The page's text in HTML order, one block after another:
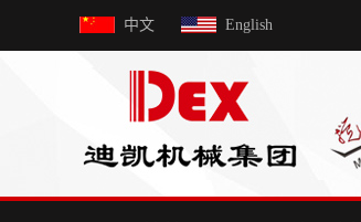
中文 English